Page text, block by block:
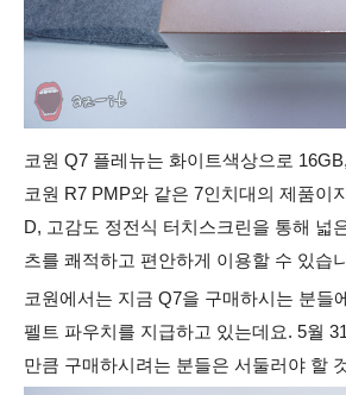
코원 Q7 플레뉴는 화이트색상으로
코원 R7 PMP와 같은 7인치대의 제품이
D, 고감도 정전식 터치스크린을 통해 넓
츠를 쾌적하고 편안하게 이용할 수 있습
코원에서는 지금 Q7을 구매하시는 분들
펠트 파우치를 지급하고 있는데요. 5월
만큼 구매하시려는 분들은 서둘러야 할